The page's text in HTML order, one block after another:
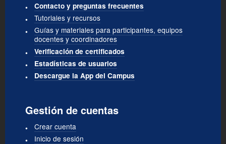
Contacto y preguntas frecuentes
Tutoriales y recursos
Guías y materiales para participantes, equipos
docentes y coordinadores
Verificación de certificados
Estadísticas de usuarios
Descargue la App del Campus
Gestión de cuentas
Crear cuenta
Inicio de sesión